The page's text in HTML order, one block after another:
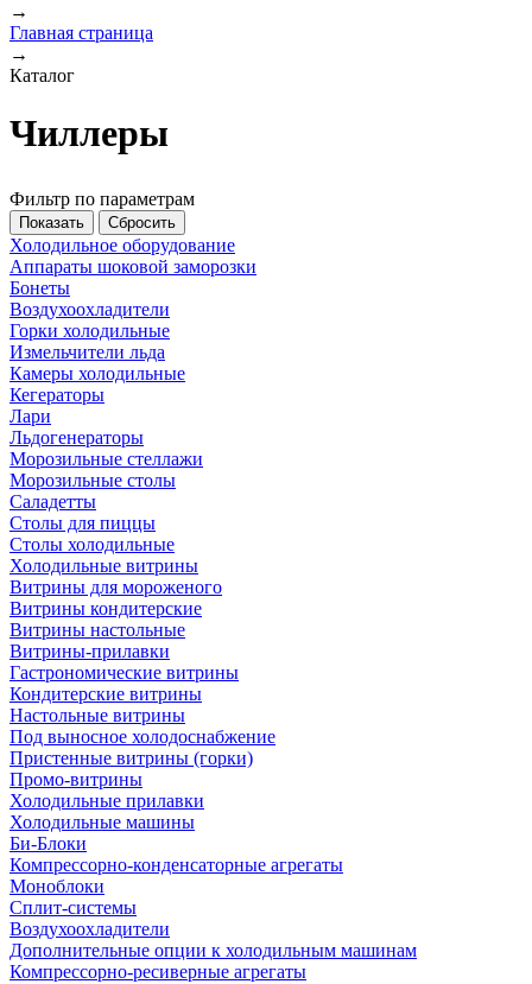
→
Главная страница
→
Каталог
Чиллеры
Фильтр по параметрам
Холодильное оборудование
Аппараты шоковой заморозки
Бонеты
Воздухоохладители
Горки холодильные
Измельчители льда
Камеры холодильные
Кегераторы
Лари
Льдогенераторы
Морозильные стеллажи
Морозильные столы
Саладетты
Столы для пиццы
Столы холодильные
Холодильные витрины
Витрины для мороженого
Витрины кондитерские
Витрины настольные
Витрины-прилавки
Гастрономические витрины
Кондитерские витрины
Настольные витрины
Под выносное холодоснабжение
Пристенные витрины (горки)
Промо-витрины
Холодильные прилавки
Холодильные машины
Би-Блоки
Компрессорно-конденсаторные агрегаты
Моноблоки
Сплит-системы
Воздухоохладители
Дополнительные опции к холодильным машинам
Компрессорно-ресиверные агрегаты